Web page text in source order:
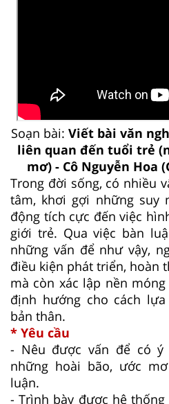
Soạn bài: Viết bài văn
liên quan đến tuổi trẻ
mơ) - Cô Nguyễn Hoa
Trong đời sống, có nhiều
tâm, khơi gợi những suy
động tích cực đến việc
giới trẻ. Qua việc bàn
những vấn để như vậy,
điều kiện phát triển, hoàn
mà còn xác lập nền
định hướng cho cách
bản thân.
* Yêu cầu
- Nêu được vấn để có ý
những hoài bão, ước
luận.
- Trình bày được hệ